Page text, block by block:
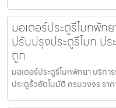
มอเตอร์ประตูรีโมทพัท
ปรับปรุงประตูรีโมท ป
ถูก
มอเตอร์ประตูรีโมทพัทยา บริก
ประตูรั้วอัตโนมัติ ครบวงจร รา